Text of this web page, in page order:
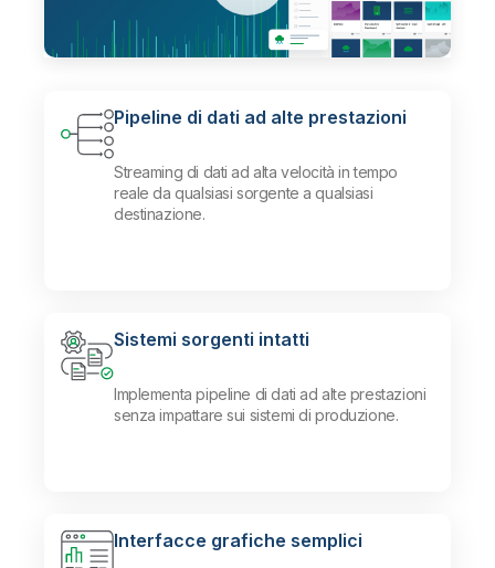
Pipeline di dati ad alte prestazioni
Streaming di dati ad alta velocità in tempo
reale da qualsiasi sorgente a qualsiasi
destinazione.
Sistemi sorgenti intatti
Implementa pipeline di dati ad alte prestazioni
senza impattare sui sistemi di produzione.
Interfacce grafiche semplici